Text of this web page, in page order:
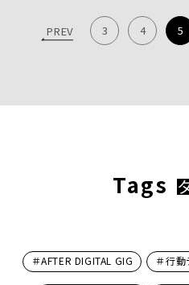
PREV 3 4 5
Tags
＃AFTER DIGITAL GIG ＃行